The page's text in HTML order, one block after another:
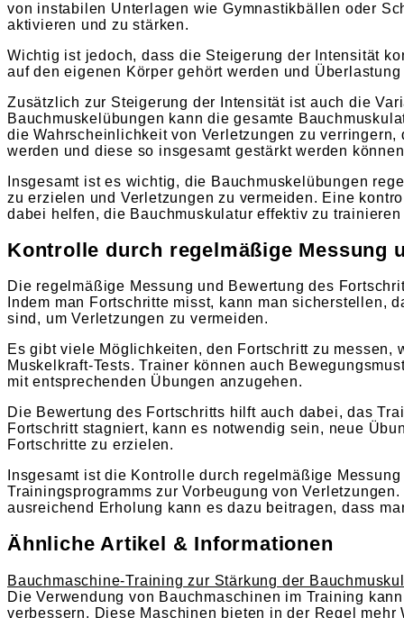
von instabilen Unterlagen wie Gymnastikbällen oder
aktivieren und zu stärken.
Wichtig ist jedoch, dass die Steigerung der Intensität
auf den eigenen Körper gehört werden und
Zusätzlich zur Steigerung der Intensität ist auch die
Bauchmuskelübungen kann die gesamte
die Wahrscheinlichkeit von Verletzungen zu
werden und diese so insgesamt gestärkt werden
Insgesamt ist es wichtig, die Bauchmuskelübungen
zu erzielen und Verletzungen zu vermeiden. Eine
dabei helfen, die Bauchmuskulatur effektiv zu
Kontrolle durch regelmäßige Messung
Die regelmäßige Messung und Bewertung des
Indem man Fortschritte misst, kann man sicherstellen,
sind, um Verletzungen zu vermeiden.
Es gibt viele Möglichkeiten, den Fortschritt zu
Muskelkraft-Tests. Trainer können auch
mit entsprechenden Übungen anzugehen.
Die Bewertung des Fortschritts hilft auch dabei, das
Fortschritt stagniert, kann es notwendig sein, neue
Fortschritte zu erzielen.
Insgesamt ist die Kontrolle durch regelmäßige
Trainingsprogramms zur Vorbeugung von
ausreichend Erholung kann es dazu beitragen, dass
Ähnliche Artikel & Informationen
Bauchmaschine-Training zur Stärkung der
Die Verwendung von Bauchmaschinen im Training
verbessern. Diese Maschinen bieten in der Regel